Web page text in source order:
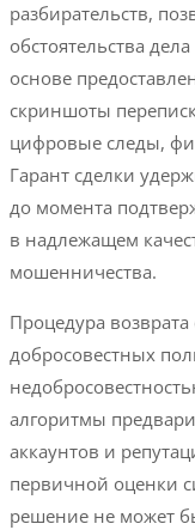
разбирательств,
обстоятельства
основе
скриншоты
цифровые следы,
Гарант сделки
до момента
в надлежащем
мошенничества.
Процедура
добросовестных
алгоритмы
аккаунтов и
первичной оценки
решение не может